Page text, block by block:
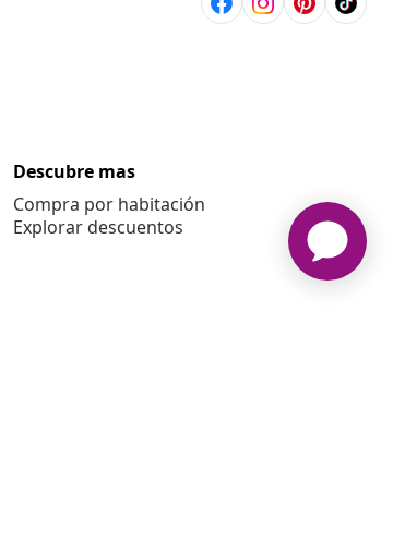
Descubre mas
Compra por habitación
Explorar descuentos